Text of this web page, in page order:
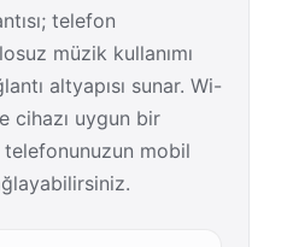
telefon
müzik kullanımı
altyapısı sunar. Wi-
cihazı uygun bir
telefonunuzun mobil